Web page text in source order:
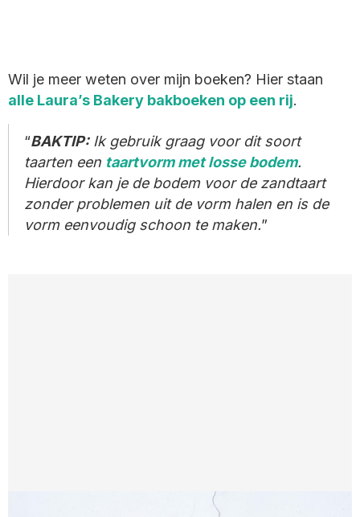
Wil je meer weten over mijn boeken? Hier staan
alle Laura’s Bakery bakboeken op een rij.
BAKTIP:Ik gebruik graag voor dit soort
taarten een taartvorm met losse bodem.
Hierdoor kan je de bodem voor de zandtaart
zonder problemen uit de vorm halen en is de
vorm eenvoudig schoon te maken.